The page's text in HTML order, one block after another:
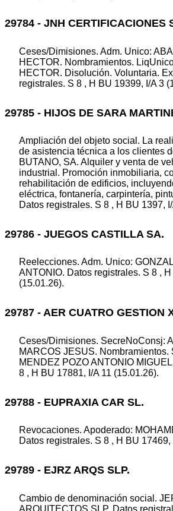
29784 - JNH CERTIFICACIONES
Ceses/Dimisiones. Adm. Unico:
HECTOR. Nombramientos.
HECTOR. Disolución. Voluntaria.
registrales. S 8 , H BU 19399, I/A 3
29785 - HIJOS DE SARA
Ampliación del objeto social. La
de asistencia técnica a los clientes
BUTANO, SA. Alquiler y venta de
industrial. Promoción inmobiliaria,
rehabilitación de edificios,
eléctrica, fontanería, carpintería,
Datos registrales. S 8 , H BU 1397,
29786 - JUEGOS CASTILLA SA.
Reelecciones. Adm. Unico:
ANTONIO. Datos registrales. S 8 ,
(15.01.26).
29787 - AER CUATRO GESTION
Ceses/Dimisiones. SecreNoConsj:
MARCOS JESUS. Nombramientos.
MENDEZ POZO ANTONIO
8 , H BU 17881, I/A 11 (15.01.26).
29788 - EUPRAXIA CAR SL.
Revocaciones. Apoderado:
Datos registrales. S 8 , H BU 17469,
29789 - EJRZ ARQS SLP.
Cambio de denominación social.
ARQUITECTOS SLP. Datos